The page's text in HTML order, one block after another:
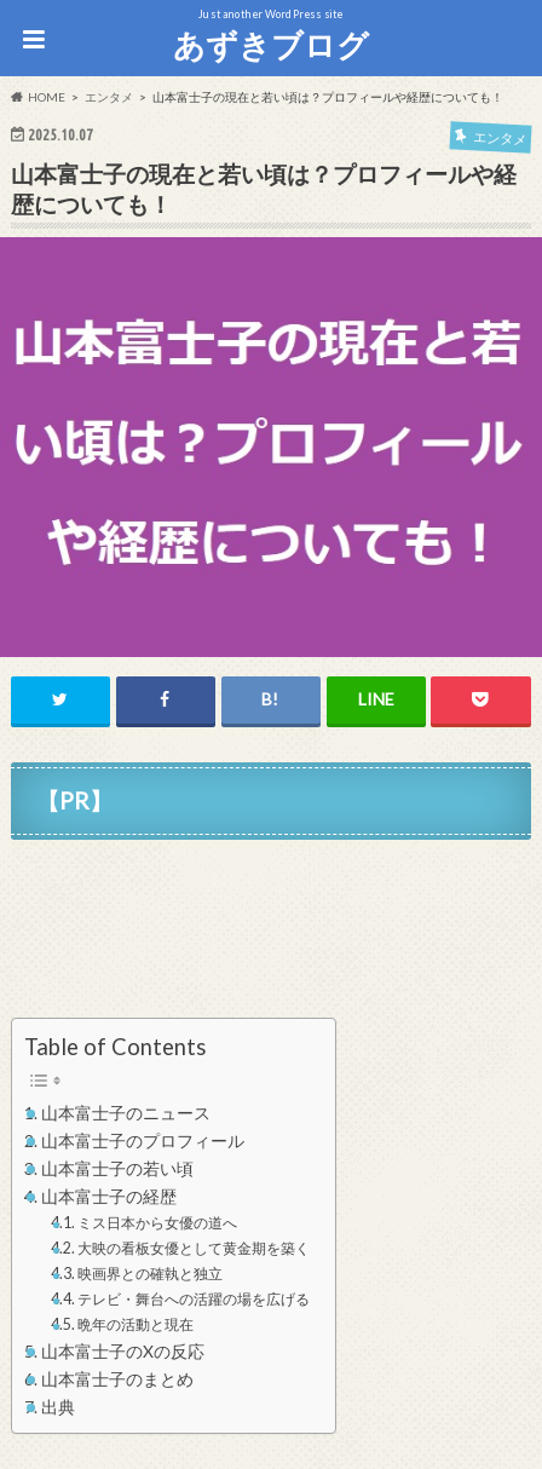
Just another WordPress site
あずきブログ
HOME エンタメ 山本富士子の現在と若い頃は？プロフィールや経歴についても！
2025.10.07 エンタメ
山本富士子の現在と若い頃は？プロフィールや経
歴についても！
【PR】
Table of Contents
山本富士子のニュース
山本富士子のプロフィール
山本富士子の若い頃
山本富士子の経歴
ミス日本から女優の道へ
大映の看板女優として黄金期を築く
映画界との確執と独立
テレビ・舞台への活躍の場を広げる
晩年の活動と現在
山本富士子のXの反応
山本富士子のまとめ
出典